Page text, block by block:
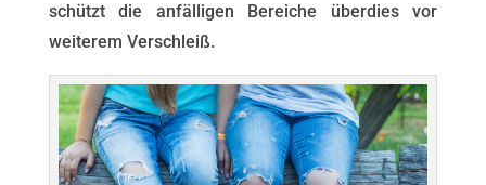
schützt die anfälligen Bereiche überdies vor
weiterem Verschleiß.